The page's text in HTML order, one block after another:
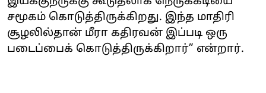
சமூகம் கொடுத்திருக்கிறது. இந்த மாதிரி
சூழலில்தான் மீரா கதிரவன் இப்படி ஒரு
படைப்பைக் கொடுத்திருக்கிறார்” என்றார்.